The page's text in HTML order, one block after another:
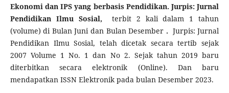
Ekonomi dan IPS yang berbasis Pendidikan. Jurpis: Jurnal
Pendidikan Ilmu Sosial,
terbit 2 kali dalam 1 tahun
(volume) di Bulan Juni dan Bulan Desember . Jurpis: Jurnal
Pendidikan Ilmu Sosial, telah dicetak secara tertib sejak
2007 Volume 1 No. 1 dan No 2. Sejak tahun 2019 baru
diterbitkan secara elektronik (Online). Dan baru
mendapatkan ISSN Elektronik pada bulan Desember 2023.